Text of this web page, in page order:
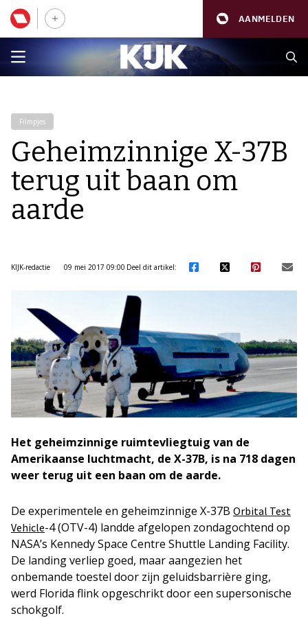
AANMELDEN
Filmpjes
Geheimzinnige X-37B
terug uit baan om
aarde
KIJK-redactie 09 mei 2017 09:00 Deel dit artikel:
Het geheimzinnige ruimtevliegtuig van de
Amerikaanse luchtmacht, de X-37B, is na 718 dagen
weer terug uit een baan om de aarde.
De experimentele en geheimzinnige X-37B Orbital Test
Vehicle-4 (OTV-4) landde afgelopen zondagochtend op
NASA’s Kennedy Space Centre Shuttle Landing Facility.
De landing verliep goed, maar aangezien het
onbemande toestel door zijn geluidsbarrière ging,
werd Florida flink opgeschrikt door een supersonische
schokgolf.